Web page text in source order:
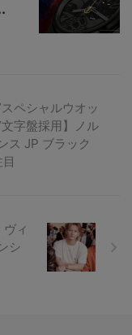
ペシャルウオッ
字盤採用】ノル
ス JP ブラック
ィ
シ